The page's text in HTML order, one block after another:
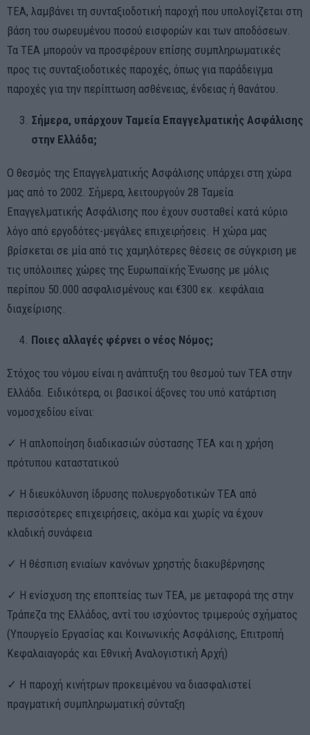
ΤΕΑ, λαμβάνει τη συνταξιοδοτική παροχή που υπολογίζεται στη
βάση του σωρευμένου ποσού εισφορών και των αποδόσεων.
Τα ΤΕΑ μπορούν να προσφέρουν επίσης συμπληρωματικές
προς τις συνταξιοδοτικές παροχές, όπως για παράδειγμα
παροχές για την περίπτωση ασθένειας, ένδειας ή θανάτου.
Σήμερα, υπάρχουν Ταμεία Επαγγελματικής Ασφάλισης
στην Ελλάδα;
Ο θεσμός της Επαγγελματικής Ασφάλισης υπάρχει στη χώρα
μας από το 2002. Σήμερα, λειτουργούν 28 Ταμεία
Επαγγελματικής Ασφάλισης που έχουν συσταθεί κατά κύριο
λόγο από εργοδότες-μεγάλες επιχειρήσεις. Η χώρα μας
βρίσκεται σε μία από τις χαμηλότερες θέσεις σε σύγκριση με
τις υπόλοιπες χώρες της Ευρωπαϊκής Ένωσης με μόλις
περίπου 50.000 ασφαλισμένους και €300 εκ. κεφάλαια
διαχείρισης.
Ποιες αλλαγές φέρνει ο νέος Νόμος;
Στόχος του νόμου είναι η ανάπτυξη του θεσμού των ΤΕΑ στην
Ελλάδα. Ειδικότερα, οι βασικοί άξονες του υπό κατάρτιση
νομοσχεδίου είναι:
✓ Η απλοποίηση διαδικασιών σύστασης ΤΕΑ και η χρήση
πρότυπου καταστατικού
✓ Η διευκόλυνση ίδρυσης πολυεργοδοτικών ΤΕΑ από
περισσότερες επιχειρήσεις, ακόμα και χωρίς να έχουν
κλαδική συνάφεια
✓ Η θέσπιση ενιαίων κανόνων χρηστής διακυβέρνησης
✓ Η ενίσχυση της εποπτείας των ΤΕΑ, με μεταφορά της στην
Τράπεζα της Ελλάδος, αντί του ισχύοντος τριμερούς σχήματος
(Υπουργείο Εργασίας και Κοινωνικής Ασφάλισης, Επιτροπή
Κεφαλαιαγοράς και Εθνική Αναλογιστική Αρχή)
✓ Η παροχή κινήτρων προκειμένου να διασφαλιστεί
πραγματική συμπληρωματική σύνταξη